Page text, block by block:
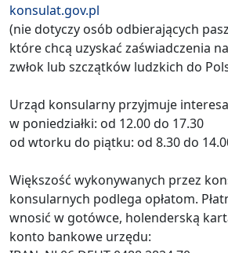
konsulat.gov.pl
(nie dotyczy osób odbierających
które chcą uzyskać zaświadczenia
zwłok lub szczątków ludzkich do
Urząd konsularny przyjmuje
w poniedziałki: od 12.00 do 17.30
od wtorku do piątku: od 8.30 do
Większość wykonywanych przez
konsularnych podlega opłatom.
wnosić w gotówce, holenderską
konto bankowe urzędu: